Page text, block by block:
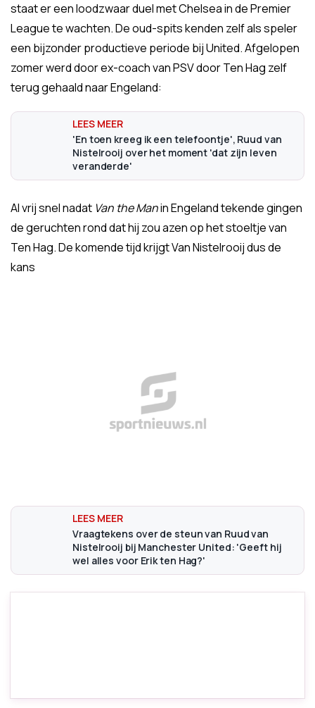
staat er een loodzwaar duel met Chelsea in de Premier
League te wachten. De oud-spits kenden zelf als speler
een bijzonder productieve periode bij United. Afgelopen
zomer werd door ex-coach van PSV door Ten Hag zelf
terug gehaald naar Engeland:
'En toen kreeg ik een telefoontje', Ruud van
Nistelrooij over het moment 'dat zijn leven
veranderde'
Al vrij snel nadat Van the Manin Engeland tekende gingen
de geruchten rond dat hij zou azen op het stoeltje van
Ten Hag. De komende tijd krijgt Van Nistelrooij dus de
kans
Vraagtekens over de steun van Ruud van
Nistelrooij bij Manchester United: 'Geeft hij
wel alles voor Erik ten Hag?'